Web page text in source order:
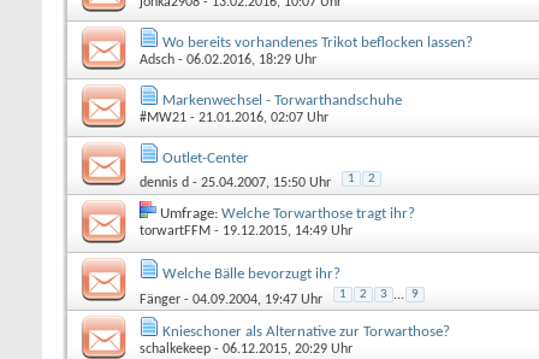
Wo bereits vorhandenes Trikot beflocken lassen?
Adsch - 06.02.2016, 18:29 Uhr
Markenwechsel - Torwarthandschuhe
#MW21 - 21.01.2016, 02:07 Uhr
Outlet-Center
dennis d - 25.04.2007, 15:50 Uhr 1 2
Umfrage: Welche Torwarthose tragt ihr?
torwartFFM - 19.12.2015, 14:49 Uhr
Welche Bälle bevorzugt ihr?
Fänger - 04.09.2004, 19:47 Uhr 1 2 3 ... 9
Knieschoner als Alternative zur Torwarthose?
schalkekeep - 06.12.2015, 20:29 Uhr